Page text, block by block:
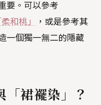
要。可以參考
和桃」
，或是參考其
一個獨一無二的隱藏
裙襬染」？